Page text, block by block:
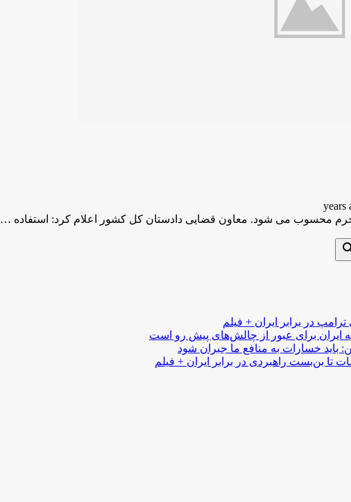
جرم محسوب می شود. معاون قضایی دادستان کل کشور اعلام کرد: استفاده …
در برابر ایران + فیلم
ایران برای عبور از چالش‌های پیش رو است
باید خسارات به منافع ما جبران شود
تا بن‌بست راهبردی در برابر ایران + فیلم